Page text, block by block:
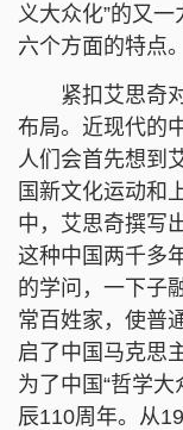
义大众化”的又
六个方面的特点。
紧扣艾思奇对
布局。近现代的
人们会首先想到
国新文化运动和
中，艾思奇撰写
这种中国两千多
的学问，一下子
常百姓家，使普
启了中国马克思
为了中国“哲学
辰110周年。从